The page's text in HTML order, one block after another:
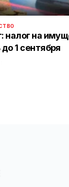
налог на
1 сентября